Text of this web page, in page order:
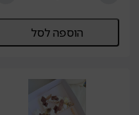
הוספה לסל